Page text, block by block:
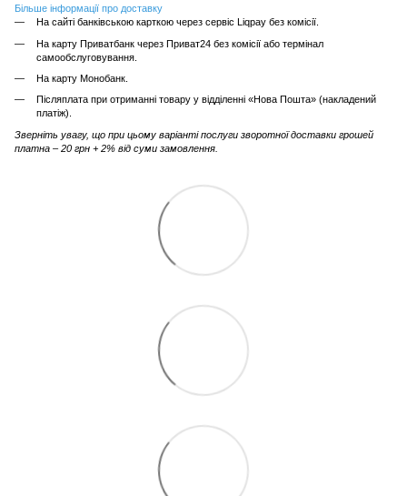
Більше інформації про доставку
На сайті банківською карткою через сервіс Liqpay без комісії.
На карту Приватбанк через Приват24 без комісії або термінал
самообслуговування.
На карту Монобанк.
Післяплата при отриманні товару у відділенні «Нова Пошта» (накладений
платіж).
Зверніть увагу, що при цьому варіанті послуги зворотної доставки грошей
платна – 20 грн + 2% від суми замовлення.